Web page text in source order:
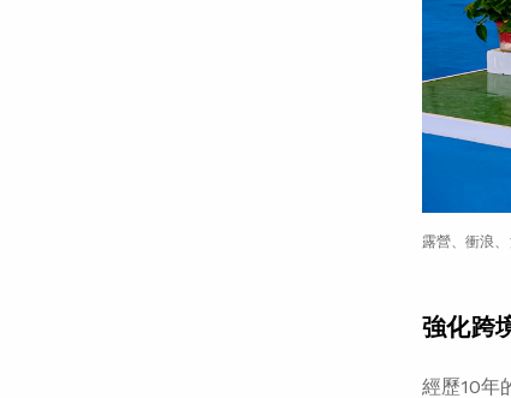
露營、衝浪
強化跨
經歷10年